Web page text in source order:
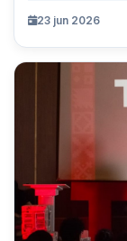
23 jun 2026